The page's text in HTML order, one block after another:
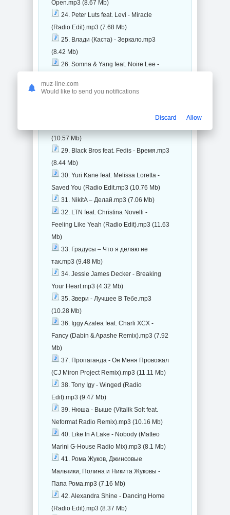
Open.mp3 (8.67 Mb)
24. Peter Luts feat. Levi - Miracle
(Radio Edit).mp3 (7.68 Mb)
25. Влади (Каста) - Зеркало.mp3
(8.42 Mb)
26. Somna & Yang feat. Noire Lee -
27. Тамерлан и Алена - Держи
28. Masoud feat. Alexandra Badoi -
(10.57 Mb)
29. Black Bros feat. Fedis - Время.mp3
(8.44 Mb)
30. Yuri Kane feat. Melissa Loretta -
Saved You (Radio Edit.mp3 (10.76 Mb)
31. NikitA – Делай.mp3 (7.06 Mb)
32. LTN feat. Christina Novelli -
Feeling Like Yeah (Radio Edit).mp3 (11.63
Mb)
33. Градусы – Что я делаю не
так.mp3 (9.48 Mb)
34. Jessie James Decker - Breaking
Your Heart.mp3 (4.32 Mb)
35. Звери - Лучшее В Тебе.mp3
(10.28 Mb)
36. Iggy Azalea feat. Charli XCX -
Fancy (Dabin & Apashe Remix).mp3 (7.92
Mb)
37. Пропаганда - Он Меня Провожал
(СJ Miron Project Remix).mp3 (11.11 Mb)
38. Tony Igy - Winged (Radio
Edit).mp3 (9.47 Mb)
39. Нюша - Выше (Vitalik Solt feat.
Neformat Radio Remix).mp3 (10.16 Mb)
40. Like In A Lake - Nobody (Matteo
Marini G-House Radio Mix).mp3 (8.1 Mb)
41. Рома Жуков, Джинсовые
Мальчики, Полина и Никита Жуковы -
Папа Рома.mp3 (7.16 Mb)
42. Alexandra Shine - Dancing Home
(Radio Edit).mp3 (8.37 Mb)
muz-line.com
Would like to send you notifications
Discard Allow